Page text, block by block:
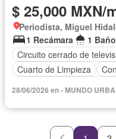
$ 25,000 MXN/
Periodista, Miguel
1 Recámara
1 Baño
Circuito cerrado de
Cuarto de Limpieza
Acceso para personas
Gas natural
Azotea
Completamente
28/06/2026 en - MUNDO